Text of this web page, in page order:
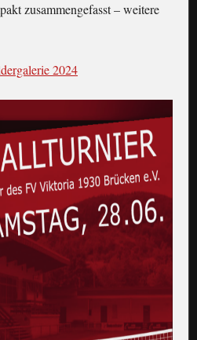
zusammengefasst – weitere
2024